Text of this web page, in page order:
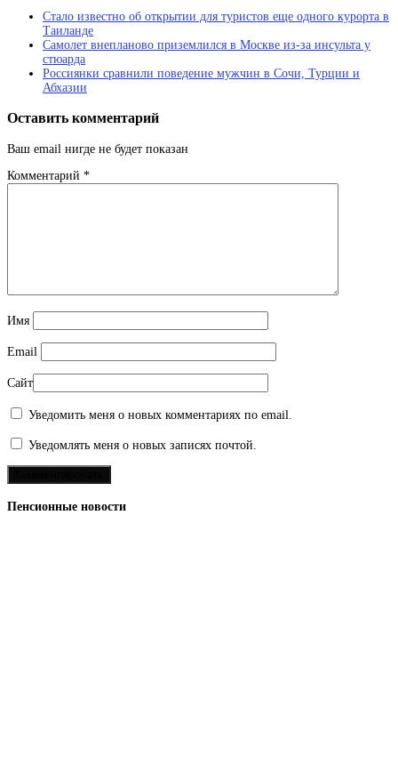
Стало известно об открытии для туристов еще одного курорта в
Таиланде
Самолет внепланово приземлился в Москве из-за инсульта у
стюарда
Россиянки сравнили поведение мужчин в Сочи, Турции и
Абхазии
Оставить комментарий
Ваш email нигде не будет показан
Комментарий *
Имя
Email
Сайт
Уведомить меня о новых комментариях по email.
Уведомлять меня о новых записях почтой.
Пенсионные новости